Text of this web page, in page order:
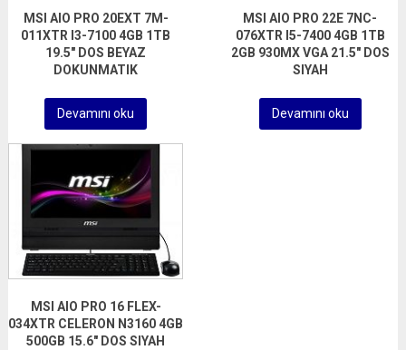
MSI AIO PRO 20EXT 7M-
011XTR I3-7100 4GB 1TB
19.5″ DOS BEYAZ
DOKUNMATIK
Devamını oku
MSI AIO PRO 22E 7NC-
076XTR I5-7400 4GB 1TB
2GB 930MX VGA 21.5″ DOS
SIYAH
Devamını oku
MSI AIO PRO 16 FLEX-
034XTR CELERON N3160 4GB
500GB 15.6″ DOS SIYAH